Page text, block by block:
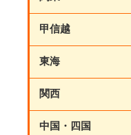
甲信越
東海
関西
中国・四国